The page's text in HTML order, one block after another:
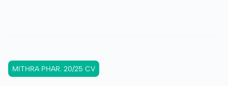
MITHRA PHAR. 20/25 CV